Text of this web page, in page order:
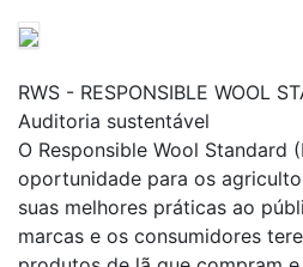
RWS - RESPONSIBLE WOOL
Auditoria sustentável
O Responsible Wool Standard
oportunidade para os
suas melhores práticas ao
marcas e os consumidores